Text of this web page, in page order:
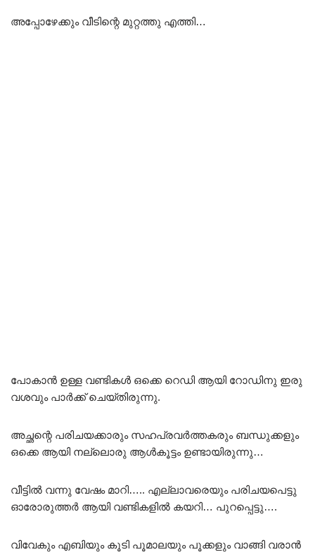
അപ്പോഴേക്കും വീടിന്റെ മുറ്റത്തു എത്തി…
പോകാൻ ഉള്ള വണ്ടികൾ ഒക്കെ റെഡി ആയി റോഡിനു ഇരു
വശവും പാർക്ക്‌ ചെയ്തിരുന്നു.
അച്ഛന്റെ പരിചയക്കാരും സഹപ്രവർത്തകരും ബന്ധുക്കളും
ഒക്കെ ആയി നല്ലൊരു ആൾകൂട്ടം ഉണ്ടായിരുന്നു…
വീട്ടിൽ വന്നു വേഷം മാറി….. എല്ലാവരെയും പരിചയപെട്ടു
ഓരോരുത്തർ ആയി വണ്ടികളിൽ കയറി… പുറപ്പെട്ടു….
വിവേകും എബിയും കൂടി പൂമാലയും പൂക്കളും വാങ്ങി വരാൻ